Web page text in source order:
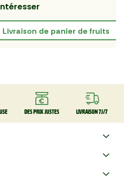
livraison de panier de fruits
Des prix justes Livraison 7J/7